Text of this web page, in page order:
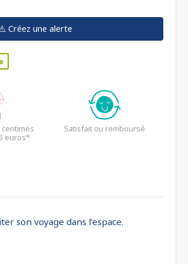
Créez une alerte
centimes
euros*
Satisfait ou remboursé
son voyage dans l’espace.